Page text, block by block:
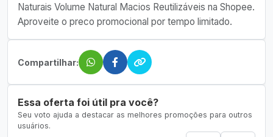
Naturais Volume Natural Macios Reutilizáveis na Shopee.
Aproveite o preco promocional por tempo limitado.
Compartilhar:
Essa oferta foi útil pra você?
Seu voto ajuda a destacar as melhores promoções para outros
usuários.